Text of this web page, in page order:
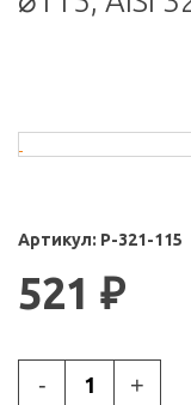
Артикул: Р-321-115
521 ₽
- +